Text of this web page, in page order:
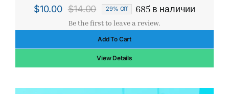
$14.00
Первоначальная
цена
составляла
$14.00.
$10.00
Текущая
цена:
$10.00.
29% Off 685 в наличии
Be the first to leave a review.
Add To Cart
View Details